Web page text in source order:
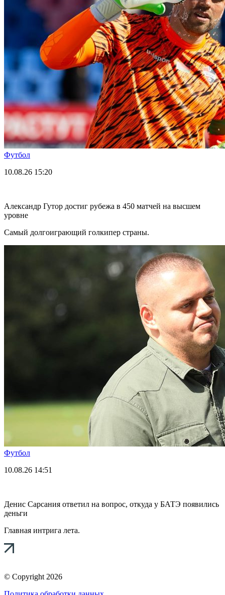
Футбол
10.08.26 15:20
Александр Гутор достиг рубежа в 450 матчей на высшем
уровне
Самый долгоиграющий голкипер страны.
Футбол
10.08.26 14:51
Денис Сарсания ответил на вопрос, откуда у БАТЭ появились
деньги
Главная интрига лета.
© Copyright 2026